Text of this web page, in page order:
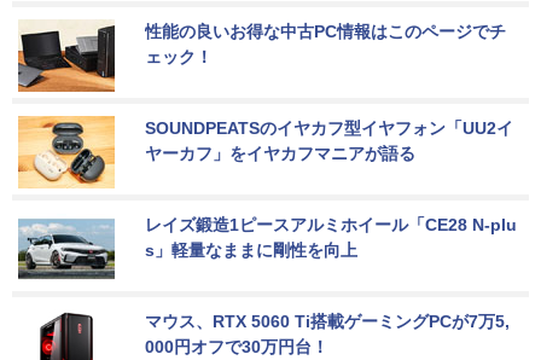
性能の良いお得な中古PC情報はこのページでチ
ェック！
SOUNDPEATSのイヤカフ型イヤフォン「UU2イ
ヤーカフ」をイヤカフマニアが語る
レイズ鍛造1ピースアルミホイール「CE28 N-plu
s」軽量なままに剛性を向上
マウス、RTX 5060 Ti搭載ゲーミングPCが7万5,
000円オフで30万円台！